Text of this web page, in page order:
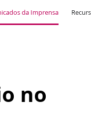
da Imprensa
no